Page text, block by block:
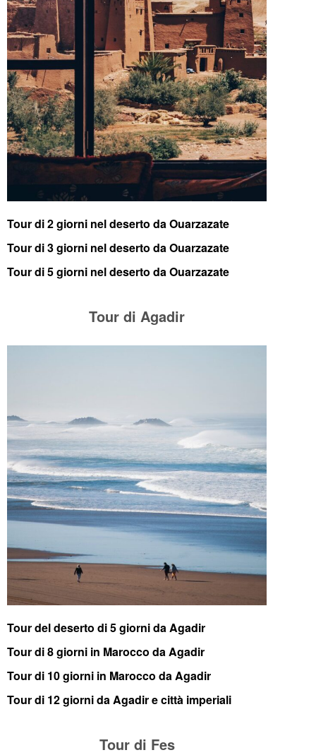
Tour di 2 giorni nel deserto da Ouarzazate
Tour di 3 giorni nel deserto da Ouarzazate
Tour di 5 giorni nel deserto da Ouarzazate
Tour di Agadir
Tour del deserto di 5 giorni da Agadir
Tour di 8 giorni in Marocco da Agadir
Tour di 10 giorni in Marocco da Agadir
Tour di 12 giorni da Agadir e città imperiali
Tour di Fes